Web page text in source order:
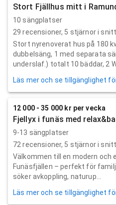
Stort Fjällhus mitt i
10 sängplatser
29 recensioner, 5 stjärnor i
Stort nyrenoverat hus på 180
dubbelsäng, 1 med separata
underslaf.) totalt 10 bäddar, 2
Läs mer och se tillgänglighet
12 000 - 35 000 kr per vecka
Fjellyx i funäs med
9-13 sängplatser
72 recensioner, 5 stjärnor i
Välkommen till en modern och
Funäsfjällen – perfekt för
söker avkoppling, naturup...
Läs mer och se tillgänglighet